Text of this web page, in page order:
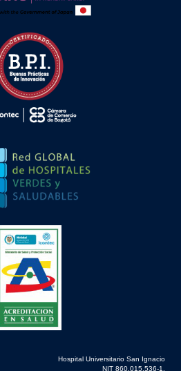
Hospital Universitario San Ignacio
NIT 860.015.536-1.